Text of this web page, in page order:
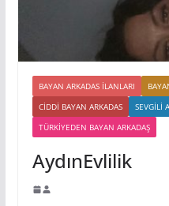
BAYAN ARKADAS ILANLARI
CIDDI BAYAN ARKADAS
SEVGILI
TÜRKIYEDEN BAYAN ARKADAŞ
AydınEvlilik